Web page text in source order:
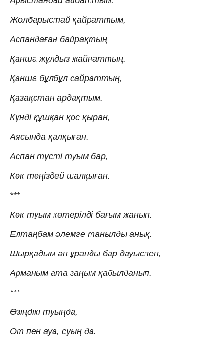
Жолбарыстай қайраттым,
Аспандаған байрақтың
Қанша жұлдыз жайнаттың.
Қанша бұлбұл сайраттың,
Қазақстан ардақтым.
Күнді құшқан қос қыран,
Аясында қалқыған.
Аспан түсті туым бар,
Көк теңіздей шалқыған.
***
Көк туым көтерілді бағым жанып,
Елтаңбам әлемге танылды анық.
Шырқадым ән ұранды бар дауыспен,
Арманым ата заңым қабылданып.
***
Өзіңдікі туыңда,
От пен ауа, суың да.